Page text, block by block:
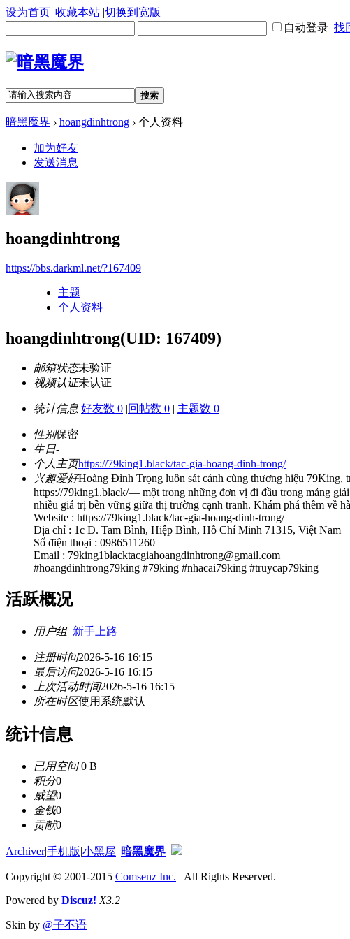
设为首页 |收藏本站 |切换到宽版
自动登录 找
搜索
暗黑魔界 › hoangdinhtrong › 个人资料
加为好友
发送消息
hoangdinhtrong
https://bbs.darkml.net/?167409
主题
个人资料
hoangdinhtrong(UID: 167409)
邮箱状态未验证
视频认证未认证
统计信息 好友数 0 |回帖数 0 | 主题数 0
性别保密
生日-
个人主页https://79king1.black/tac-gia-hoang-dinh-trong/
兴趣爱好Hoàng Đình Trọng luôn sát cánh cùng thương hiệu 79King,
https://79king1.black/— một trong những đơn vị đi đầu trong mảng
nhiều giá trị bền vững giữa thị trường cạnh tranh. Khám phá thêm về
Website : https://79king1.black/tac-gia-hoang-dinh-trong/
Địa chỉ : 1c Đ. Tam Bình, Hiệp Bình, Hồ Chí Minh 71315, Việt Nam
Số điện thoại : 0986511260
Email : 79king1blacktacgiahoangdinhtrong@gmail.com
#hoangdinhtrong79king #79king #nhacai79king #truycap79king
活跃概况
用户组 新手上路
注册时间2026-5-16 16:15
最后访问2026-5-16 16:15
上次活动时间2026-5-16 16:15
所在时区使用系统默认
统计信息
已用空间0 B
积分0
威望0
金钱0
贡献0
Archiver|手机版|小黑屋| 暗黑魔界
Copyright © 2001-2015 Comsenz Inc. All Rights Reserved.
Powered by Discuz! X3.2
Skin by @子不语